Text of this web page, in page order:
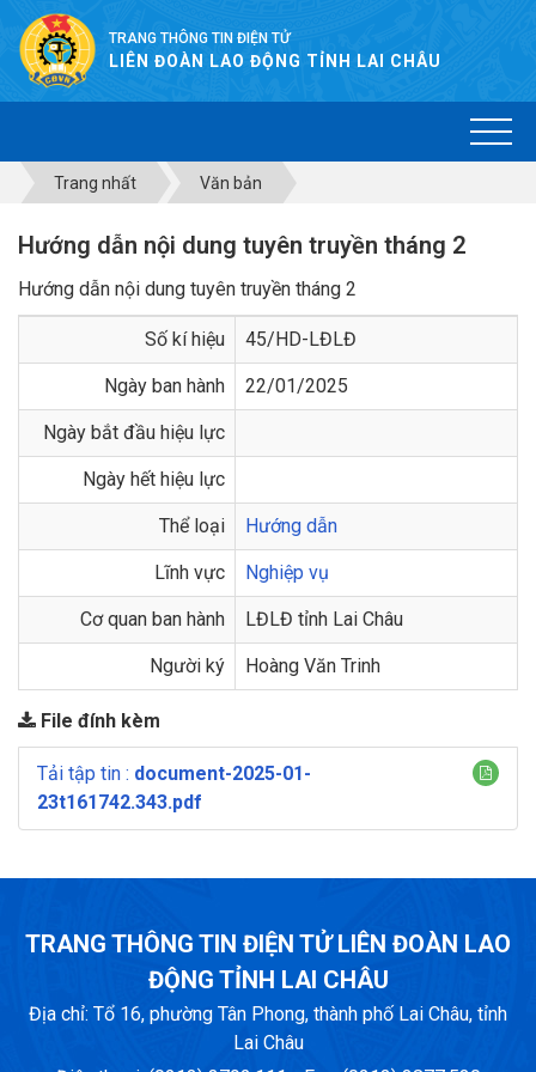
TRANG THÔNG TIN ĐIỆN TỬ
LIÊN ĐOÀN LAO ĐỘNG TỈNH LAI CHÂU
Trang nhất Văn bản
Hướng dẫn nội dung tuyên truyền tháng 2
Hướng dẫn nội dung tuyên truyền tháng 2
Số kí hiệu 45/HD-LĐLĐ
Ngày ban hành 22/01/2025
Ngày bắt đầu hiệu lực
Ngày hết hiệu lực
Thể loại Hướng dẫn
Lĩnh vực Nghiệp vụ
Cơ quan ban hành LĐLĐ tỉnh Lai Châu
Người ký Hoàng Văn Trinh
File đính kèm
Tải tập tin : document-2025-01-
23t161742.343.pdf
TRANG THÔNG TIN ĐIỆN TỬ LIÊN ĐOÀN LAO
ĐỘNG TỈNH LAI CHÂU
Địa chỉ: Tổ 16, phường Tân Phong, thành phố Lai Châu, tỉnh
Lai Châu